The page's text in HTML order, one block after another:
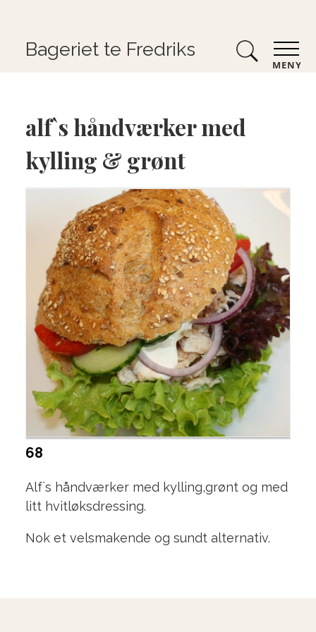
Bageriet te Fredriks
MENY
alf`s håndværker med
kylling & grønt
68
Alf`s håndværker med kylling,grønt og med
litt hvitløksdressing.
Nok et velsmakende og sundt alternativ.